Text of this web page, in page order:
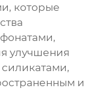
которые
улучшения
и